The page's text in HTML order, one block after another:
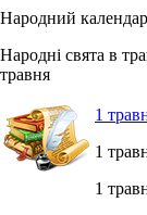
Народний
Народні свята в
травня
1
1
1